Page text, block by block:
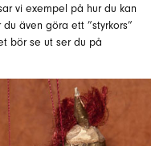
vi exempel på hur du kan
även göra ett ”styrkors”
bör se ut ser du på